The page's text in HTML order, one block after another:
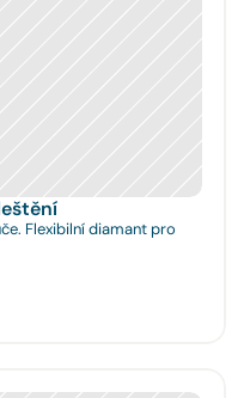
Flexibilní diamant pro